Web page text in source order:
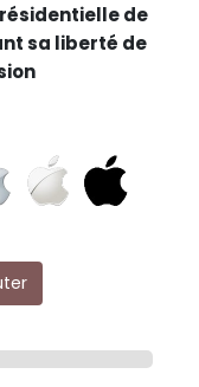
de
sa liberté de